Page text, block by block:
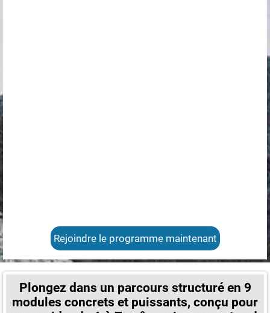
Rejoindre le programme maintenant
Plongez dans un parcours structuré en 9
modules concrets et puissants, conçu pour